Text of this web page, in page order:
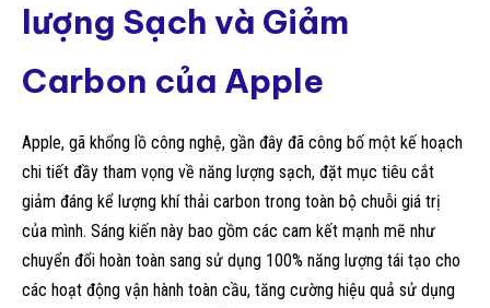
lượng Sạch và Giảm
Carbon của Apple
Apple, gã khổng lồ công nghệ, gần đây đã công bố một kế hoạch
chi tiết đầy tham vọng về năng lượng sạch, đặt mục tiêu cắt
giảm đáng kể lượng khí thải carbon trong toàn bộ chuỗi giá trị
của mình. Sáng kiến này bao gồm các cam kết mạnh mẽ như
chuyển đổi hoàn toàn sang sử dụng 100% năng lượng tái tạo cho
các hoạt động vận hành toàn cầu, tăng cường hiệu quả sử dụng